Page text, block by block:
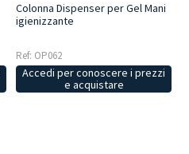
Colonna Dispenser per Gel Mani
igienizzante
Ref: OP062
Accedi per conoscere i prezzi
e acquistare